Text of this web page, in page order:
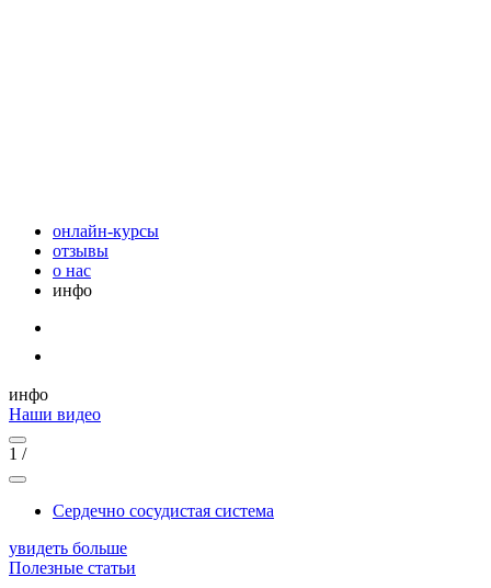
онлайн-курсы
отзывы
о нас
инфо
инфо
Наши видео
1 /
Сердечно сосудистая система
увидеть больше
Полезные статьи